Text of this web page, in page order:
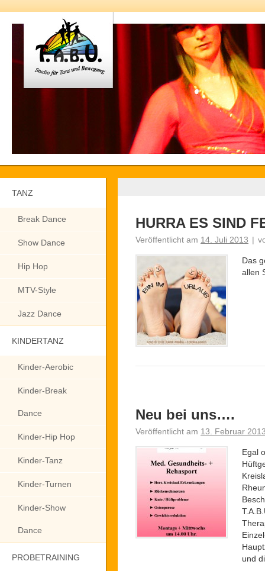
TANZ
Break Dance
Show Dance
Hip Hop
MTV-Style
Jazz Dance
KINDERTANZ
Kinder-Aerobic
Kinder-Break
Dance
Kinder-Hip Hop
Kinder-Tanz
Kinder-Turnen
Kinder-Show
Dance
PROBETRAINING
HURRA ES SIND
Veröffentlicht am 14. Juli 2013 |
Das
allen
Neu bei uns….
Veröffentlicht am 13. Februar
Egal
und